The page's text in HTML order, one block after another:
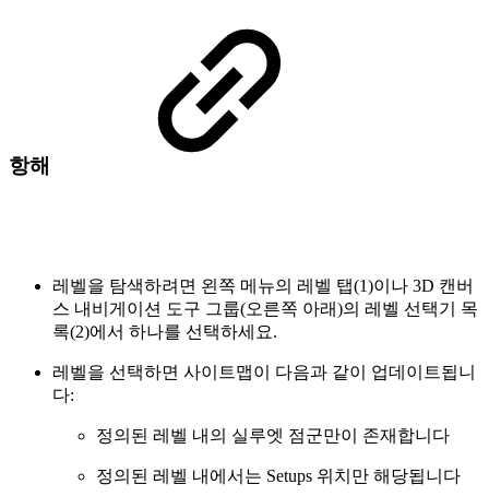
항해
레벨을 탐색하려면 왼쪽 메뉴의 레벨 탭(1)이나 3D 캔버
스 내비게이션 도구 그룹(오른쪽 아래)의 레벨 선택기 목
록(2)에서 하나를 선택하세요.
레벨을 선택하면 사이트맵이 다음과 같이 업데이트됩니
다:
정의된 레벨 내의 실루엣 점군만이 존재합니다
정의된 레벨 내에서는 Setups 위치만 해당됩니다